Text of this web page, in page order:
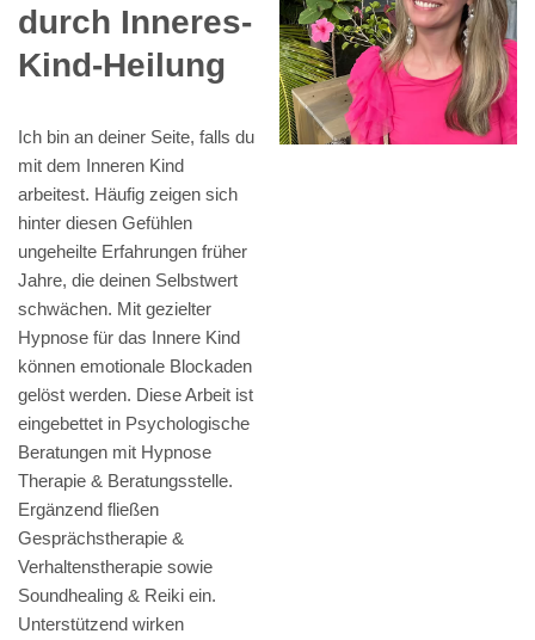
durch Inneres-
Kind-Heilung
Ich bin an deiner Seite, falls du
mit dem Inneren Kind
arbeitest. Häufig zeigen sich
hinter diesen Gefühlen
ungeheilte Erfahrungen früher
Jahre, die deinen Selbstwert
schwächen. Mit gezielter
Hypnose für das Innere Kind
können emotionale Blockaden
gelöst werden. Diese Arbeit ist
eingebettet in Psychologische
Beratungen mit Hypnose
Therapie & Beratungsstelle.
Ergänzend fließen
Gesprächstherapie &
Verhaltenstherapie sowie
Soundhealing & Reiki ein.
Unterstützend wirken